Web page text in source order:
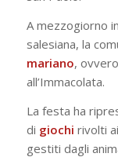
A mezzogiorno
salesiana, la
mariano,
all’Immacolata.
La festa ha
di giochi rivolti
gestiti dagli